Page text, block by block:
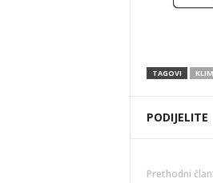
TAGOVI
PODIJELITE
Prethodni